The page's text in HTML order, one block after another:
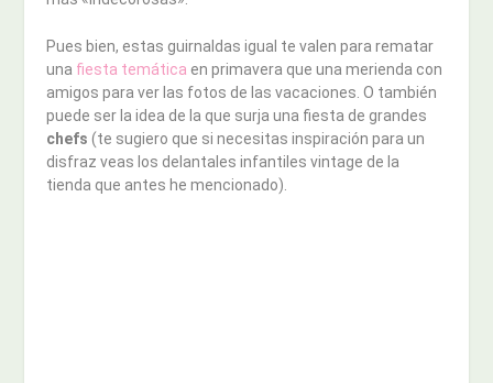
Pues bien, estas guirnaldas igual te valen para rematar
una fiesta temática en primavera que una merienda con
amigos para ver las fotos de las vacaciones. O también
puede ser la idea de la que surja una fiesta de grandes
chefs (te sugiero que si necesitas inspiración para un
disfraz veas los delantales infantiles vintage de la
tienda que antes he mencionado).